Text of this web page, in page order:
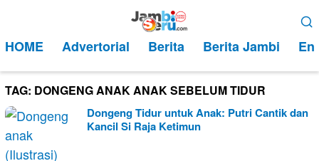
kontenMobile
HOME Advertorial Berita Berita Jambi
TAG: DONGENG ANAK ANAK SEBELUM TIDUR
Dongeng Tidur untuk Anak: Putri Cantik dan
Kancil Si Raja Ketimun